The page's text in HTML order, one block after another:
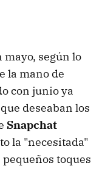
según lo
la mano de
con junio ya
deseaban los
Snapchat
la "necesitada"
toques